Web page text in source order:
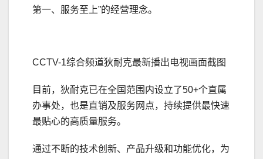
第一、服务至上”的经营理念。
CCTV-1综合频道狄耐克最新播出电视画面截图
目前，狄耐克已在全国范围内设立了50+个直属
办事处，也是直销及服务网点，持续提供最快速
最贴心的高质量服务。
通过不断的技术创新、产品升级和功能优化，为